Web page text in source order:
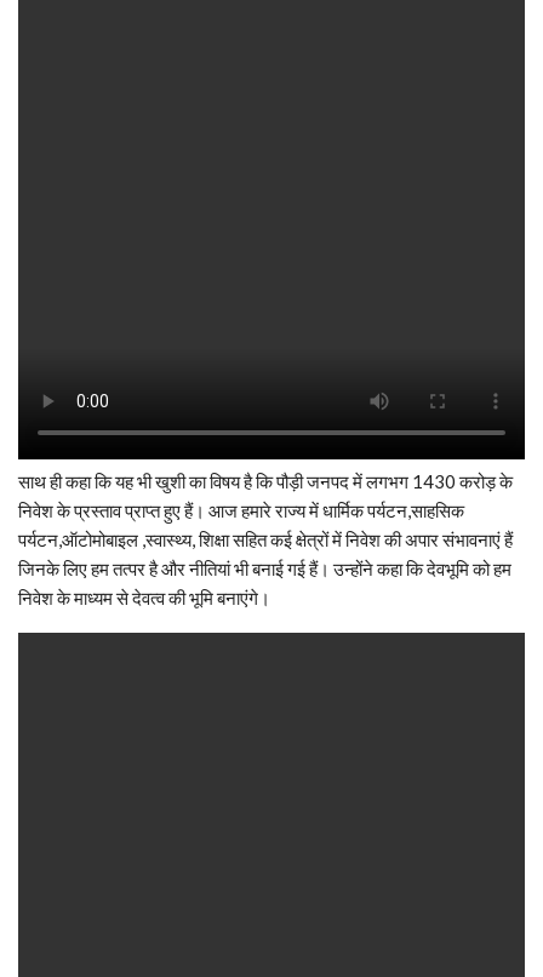
साथ ही कहा कि यह भी खुशी का विषय है कि पौड़ी जनपद में लगभग 1430 करोड़ के
निवेश के प्रस्ताव प्राप्त हुए हैं। आज हमारे राज्य में धार्मिक पर्यटन,साहसिक
पर्यटन,ऑटोमोबाइल ,स्वास्थ्य, शिक्षा सहित कई क्षेत्रों में निवेश की अपार संभावनाएं हैं
जिनके लिए हम तत्पर है और नीतियां भी बनाई गई हैं। उन्होंने कहा कि देवभूमि को हम
निवेश के माध्यम से देवत्व की भूमि बनाएंगे।